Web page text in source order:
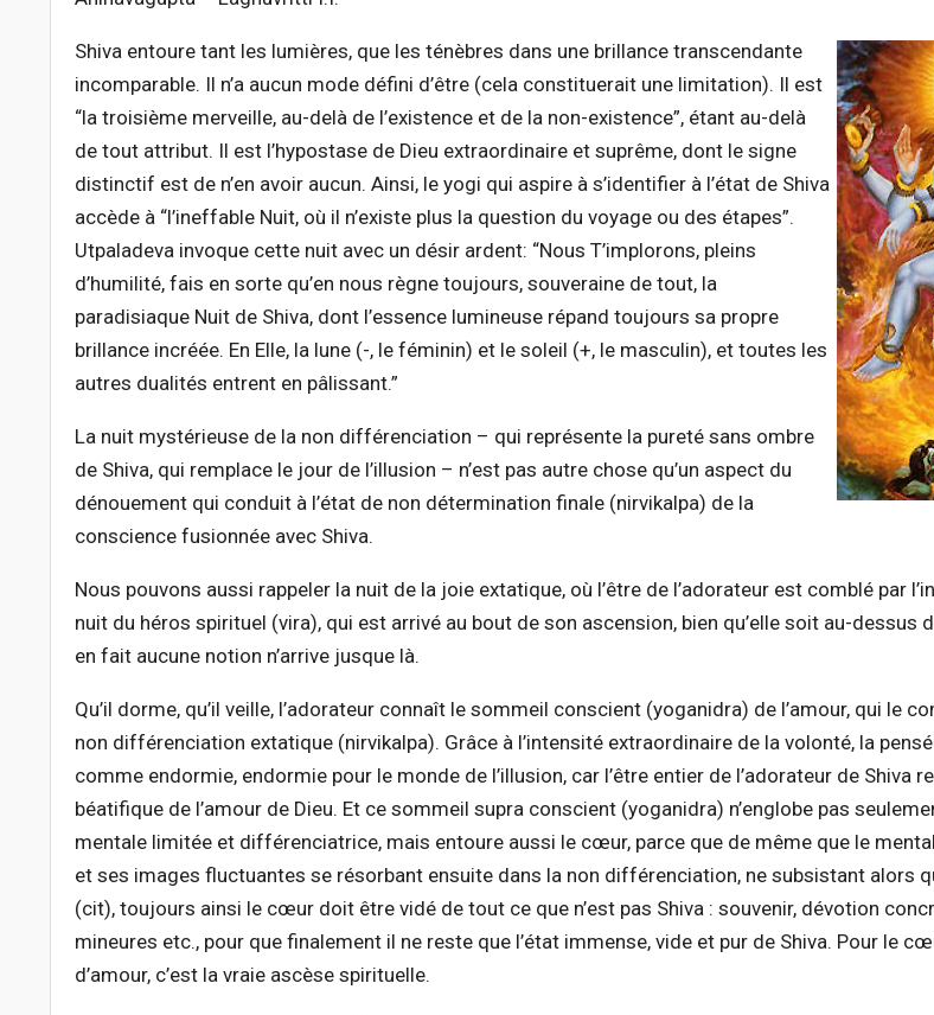
Shiva entoure tant les lumières, que les ténèbres dans une brillance transcendante
incomparable. Il n’a aucun mode défini d’être (cela constituerait une limitation). Il est
“la troisième merveille, au-delà de l’existence et de la non-existence”, étant au-delà
de tout attribut. Il est l’hypostase de Dieu extraordinaire et suprême, dont le signe
distinctif est de n’en avoir aucun. Ainsi, le yogi qui aspire à s’identifier à l’état de Shiva
accède à “l’ineffable Nuit, où il n’existe plus la question du voyage ou des étapes”.
Utpaladeva invoque cette nuit avec un désir ardent: “Nous T’implorons, pleins
d’humilité, fais en sorte qu’en nous règne toujours, souveraine de tout, la
paradisiaque Nuit de Shiva, dont l’essence lumineuse répand toujours sa propre
brillance incréée. En Elle, la lune (-, le féminin) et le soleil (+, le masculin), et toutes les
autres dualités entrent en pâlissant.”
La nuit mystérieuse de la non différenciation – qui représente la pureté sans ombre
de Shiva, qui remplace le jour de l’illusion – n’est pas autre chose qu’un aspect du
dénouement qui conduit à l’état de non détermination finale (nirvikalpa) de la
conscience fusionnée avec Shiva.
Nous pouvons aussi rappeler la nuit de la joie extatique, où l’être de l’adorateur est comblé par
nuit du héros spirituel (vira), qui est arrivé au bout de son ascension, bien qu’elle soit au-dessus
en fait aucune notion n’arrive jusque là.
Qu’il dorme, qu’il veille, l’adorateur connaît le sommeil conscient (yoganidra) de l’amour, qui le
non différenciation extatique (nirvikalpa). Grâce à l’intensité extraordinaire de la volonté, la
comme endormie, endormie pour le monde de l’illusion, car l’être entier de l’adorateur de Shiva
béatifique de l’amour de Dieu. Et ce sommeil supra conscient (yoganidra) n’englobe pas
mentale limitée et différenciatrice, mais entoure aussi le cœur, parce que de même que le
et ses images fluctuantes se résorbant ensuite dans la non différenciation, ne subsistant alors
(cit), toujours ainsi le cœur doit être vidé de tout ce que n’est pas Shiva : souvenir, dévotion
mineures etc., pour que finalement il ne reste que l’état immense, vide et pur de Shiva. Pour le
d’amour, c’est la vraie ascèse spirituelle.